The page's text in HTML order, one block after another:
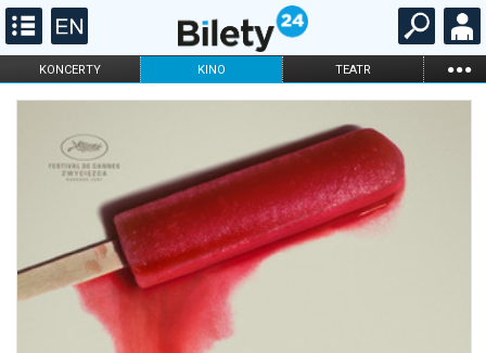
KONCERTY KINO TEATR ...
FILHARMONIA OPERA I BALET
DLA DZIECI
KARNETY